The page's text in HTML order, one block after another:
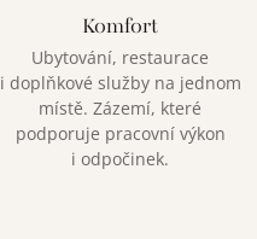
Komfort
Ubytování, restaurace
i doplňkové služby na jednom
místě. Zázemí, které
podporuje pracovní výkon
i odpočinek.